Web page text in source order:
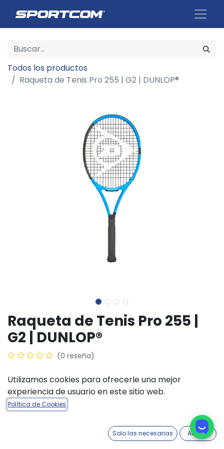
Todos los productos
Raqueta de Tenis Pro 255 | G2 | DUNLOP®
Raqueta de Tenis Pro 255 |
G2 | DUNLOP®
(0 reseña)
$200.880,00
Utilizamos cookies para ofrecerle una mejor
experiencia de usuario en este sitio web.
Política de Cookies
Solo las necesarias Acepto